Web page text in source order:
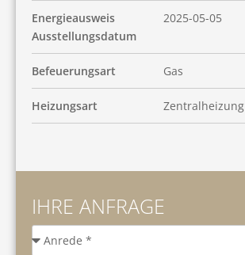
Energieausweis
Ausstellungsdatum
2025-05-05
Befeuerungsart Gas
Heizungsart Zentralheizung
IHRE ANFRAGE